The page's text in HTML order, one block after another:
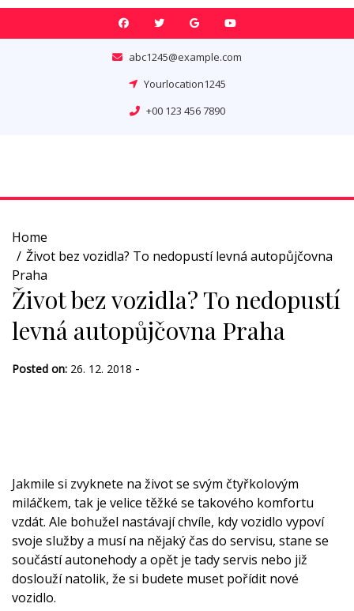
Skip
abc1245@example.com
Yourlocation1245
+00 123 456 7890
Home
Život bez vozidla? To nedopustí levná autopůjčovna
Praha
Život bez vozidla? To nedopustí
levná autopůjčovna Praha
Posted on: 26. 12. 2018 -
Jakmile si zvyknete na život se svým čtyřkolovým
miláčkem, tak je velice těžké se takového komfortu
vzdát. Ale bohužel nastávají chvíle, kdy vozidlo vypoví
svoje služby a musí na nějaký čas do servisu, stane se
součástí autonehody a opět je tady servis nebo již
doslouží natolik, že si budete muset pořídit nové
vozidlo.